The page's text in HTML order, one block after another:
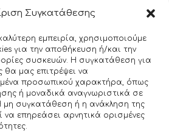
Συγκατάθεσης
εμπειρία, χρησιμοποιούμε
για την αποθήκευση ή/και την
συσκευών. Η συγκατάθεση για
θα μας επιτρέψει να
προσωπικού χαρακτήρα, όπως
ή μοναδικά αναγνωριστικά σε
μη συγκατάθεση ή η ανάκληση της
επηρεάσει αρνητικά ορισμένες